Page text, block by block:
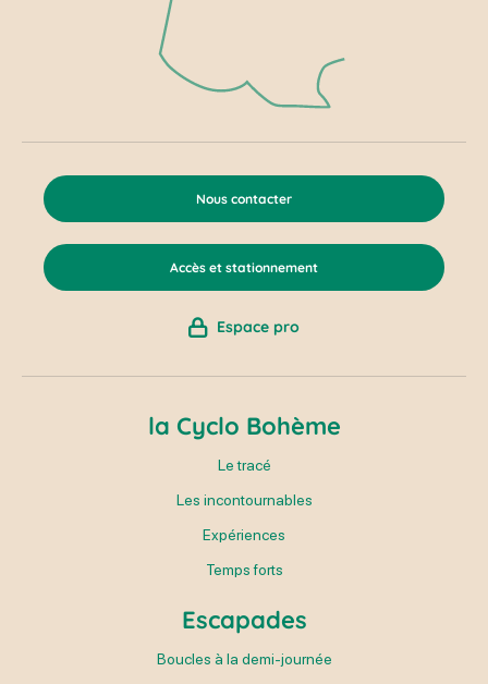
la Cyclo Bohème
Le tracé
Les incontournables
Expériences
Temps forts
Escapades
Boucles à la demi-journée
Nous contacter
Accès et stationnement
Espace pro